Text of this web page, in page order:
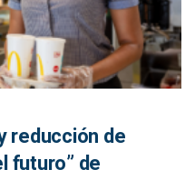
reducción de
futuro” de